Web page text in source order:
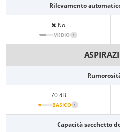
Rilevamento
No
MEDIO i
70 dB
BASICO i
Capacità sacchetto